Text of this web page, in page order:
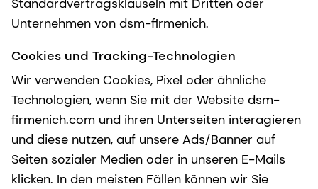
Standardvertragsklauseln mit Dritten oder
Unternehmen von dsm-firmenich.
Cookies und Tracking-Technologien
Wir verwenden Cookies, Pixel oder ähnliche
Technologien, wenn Sie mit der Website dsm-
firmenich.com und ihren Unterseiten interagieren
und diese nutzen, auf unsere Ads/Banner auf
Seiten sozialer Medien oder in unseren E-Mails
klicken. In den meisten Fällen können wir Sie